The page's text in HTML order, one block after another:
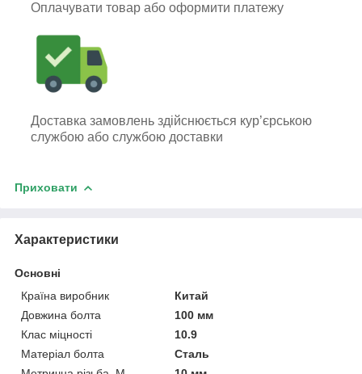
Оплачувати товар або оформити платежу
Доставка замовлень здійснюється кур’єрською
службою або службою доставки
Приховати
Характеристики
Основні
Країна виробник
Китай
Довжина болта
100 мм
Клас міцності
10.9
Матеріал болта
Сталь